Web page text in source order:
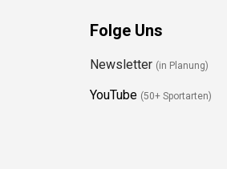
Folge Uns
Newsletter(in Planung)
YouTube (50+ Sportarten)